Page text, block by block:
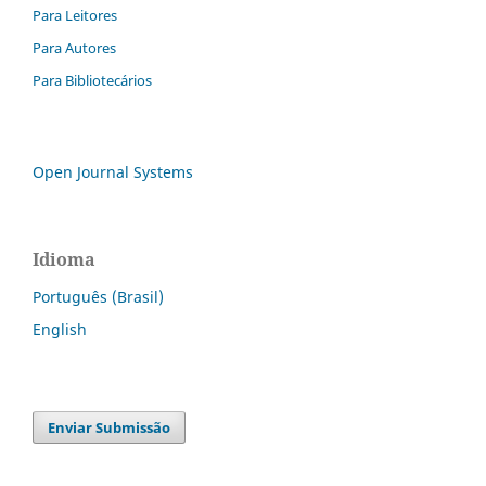
Para Leitores
Para Autores
Para Bibliotecários
Open Journal Systems
Idioma
Português (Brasil)
English
Enviar Submissão